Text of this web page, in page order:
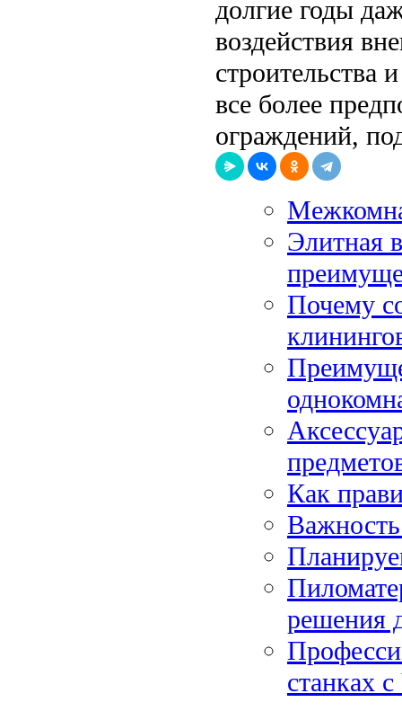
долгие годы
воздействия
строительства
все более
ограждений,
Элитная
Почему
Как
решения
станках